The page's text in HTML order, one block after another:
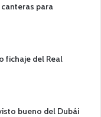
canteras para
fichaje del Real
bueno del Dubái